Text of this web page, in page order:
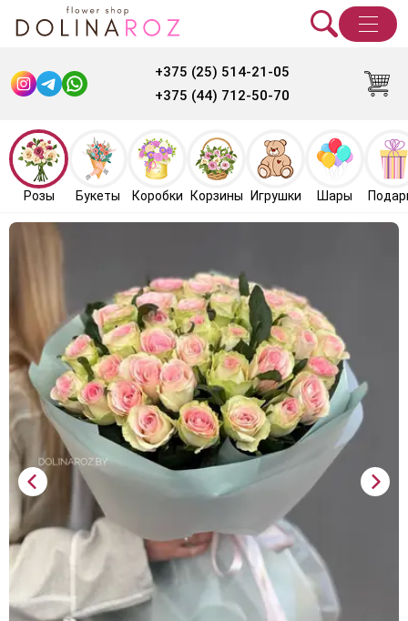
+375 (25) 514-21-05
+375 (44) 712-50-70
Розы Букеты Коробки Корзины Игрушки Шары